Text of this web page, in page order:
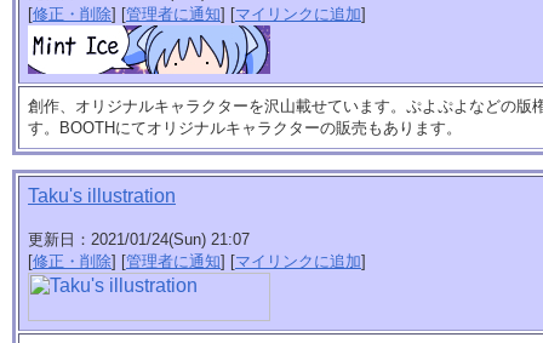
[修正・削除] [管理者に通知] [マイリンクに追加]
創作、オリジナルキャラクターを沢山載せています。ぷよぷよなどの版
す。BOOTHにてオリジナルキャラクターの販売もあります。
Taku's illustration
更新日：2021/01/24(Sun) 21:07
[修正・削除] [管理者に通知] [マイリンクに追加]